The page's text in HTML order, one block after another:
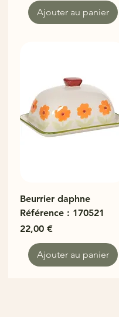
Ajouter au panier
Beurrier daphne
Référence : 170521
Prix
22,00 €
Ajouter au panier